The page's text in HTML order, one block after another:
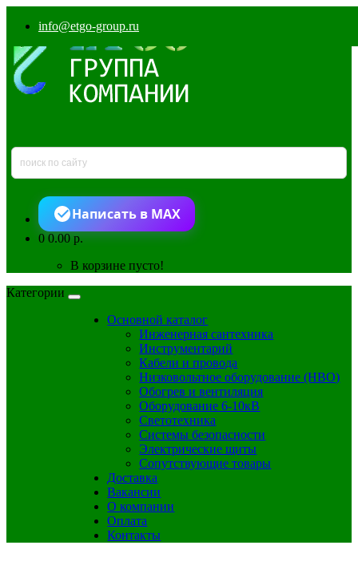
info@etgo-group.ru
Написать в MAX
00.00 р.
В корзине пусто!
Категории
Основной каталог
Инженерная сантехника
Инструментарий
Кабели и провода
Низковольтное оборудование (НВО)
Обогрев и вентиляция
Оборудование 6-10кВ
Светотехника
Системы безопасности
Электрические щиты
Сопутствующие товары
Доставка
Вакансии
О компании
Оплата
Контакты